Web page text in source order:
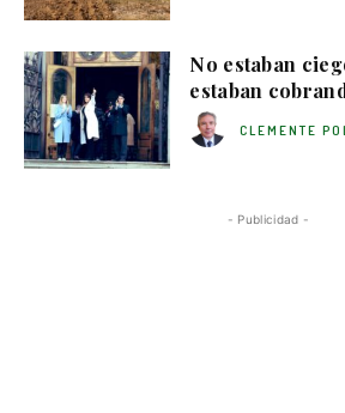
No estaban
estaban
CLEMENTE
- Publicidad -